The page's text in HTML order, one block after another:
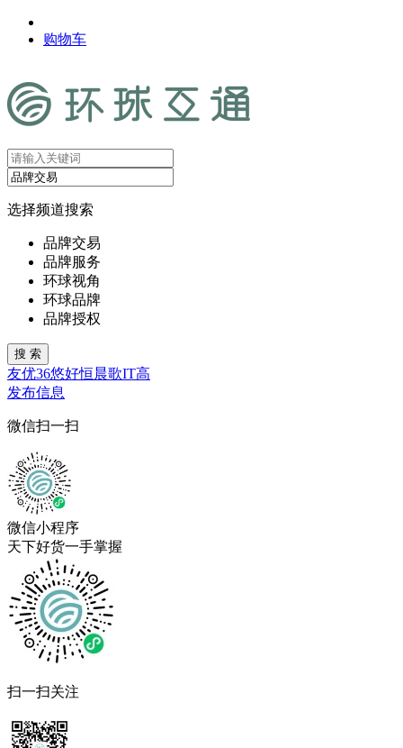
购物车
选择频道搜索
品牌交易
品牌服务
环球视角
环球品牌
品牌授权
友优36悠好恒晨歌IT高
发布信息
微信扫一扫
微信小程序
天下好货一手掌握
扫一扫关注